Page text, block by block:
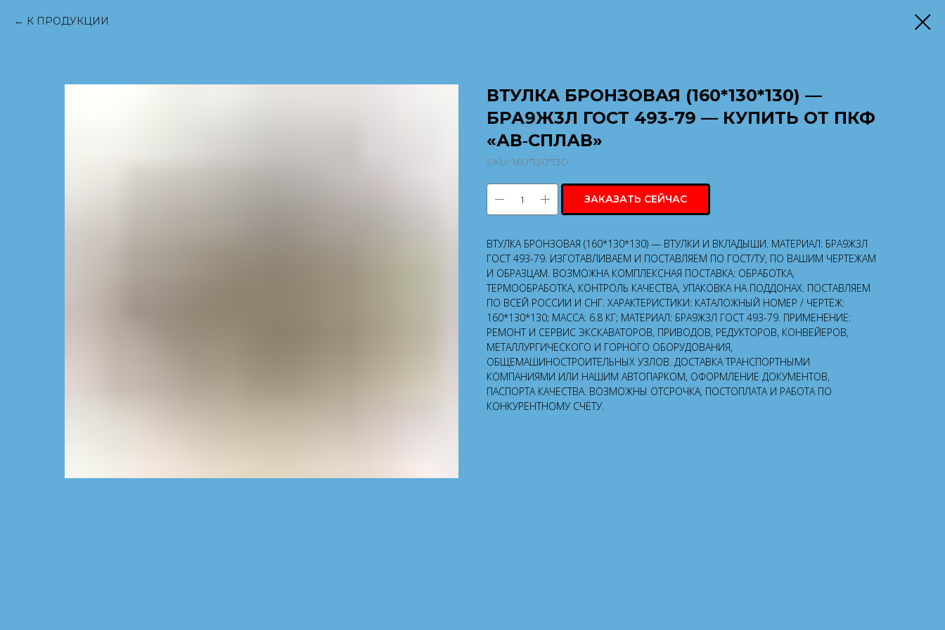
К ПРОДУКЦИИ
ВТУЛКА БРОНЗОВАЯ (160*130*130) —
БРА9Ж3Л ГОСТ 493-79 — КУПИТЬ ОТ ПКФ
«АВ‑СПЛАВ»
SKU: 160*130*130
ЗАКАЗАТЬ СЕЙЧАС
ВТУЛКА БРОНЗОВАЯ (160*130*130) — ВТУЛКИ И ВКЛАДЫШИ. МАТЕРИАЛ: БРА9Ж3Л
ГОСТ 493-79. ИЗГОТАВЛИВАЕМ И ПОСТАВЛЯЕМ ПО ГОСТ/ТУ, ПО ВАШИМ ЧЕРТЕЖАМ
И ОБРАЗЦАМ. ВОЗМОЖНА КОМПЛЕКСНАЯ ПОСТАВКА: ОБРАБОТКА,
ТЕРМООБРАБОТКА, КОНТРОЛЬ КАЧЕСТВА, УПАКОВКА НА ПОДДОНАХ. ПОСТАВЛЯЕМ
ПО ВСЕЙ РОССИИ И СНГ. ХАРАКТЕРИСТИКИ: КАТАЛОЖНЫЙ НОМЕР / ЧЕРТЁЖ:
160*130*130; МАССА: 6.8 КГ; МАТЕРИАЛ: БРА9Ж3Л ГОСТ 493-79. ПРИМЕНЕНИЕ:
РЕМОНТ И СЕРВИС ЭКСКАВАТОРОВ, ПРИВОДОВ, РЕДУКТОРОВ, КОНВЕЙЕРОВ,
МЕТАЛЛУРГИЧЕСКОГО И ГОРНОГО ОБОРУДОВАНИЯ,
ОБЩЕМАШИНОСТРОИТЕЛЬНЫХ УЗЛОВ. ДОСТАВКА ТРАНСПОРТНЫМИ
КОМПАНИЯМИ ИЛИ НАШИМ АВТОПАРКОМ, ОФОРМЛЕНИЕ ДОКУМЕНТОВ,
ПАСПОРТА КАЧЕСТВА. ВОЗМОЖНЫ ОТСРОЧКА, ПОСТОПЛАТА И РАБОТА ПО
КОНКУРЕНТНОМУ СЧЁТУ.